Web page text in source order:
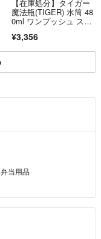
【在庫処分】タイガー
魔法瓶(TIGER) 水筒 48
0ml ワンプッシュ ステ
¥3,356
弁当用品